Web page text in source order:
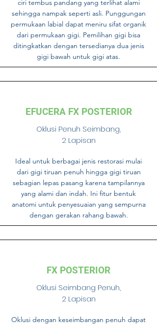
ciri tembus pandang yang terlihat alami
sehingga nampak seperti asli. Punggungan
permukaan labial dapat meniru sifat organik
dari permukaan gigi. Pemilihan gigi bisa
ditingkatkan dengan tersedianya dua jenis
gigi bawah untuk gigi atas.
EFUCERA FX POSTERIOR
Oklusi Penuh Seimbang,
2 Lapisan
Ideal untuk berbagai jenis restorasi mulai
dari gigi tiruan penuh hingga gigi tiruan
sebagian lepas pasang karena tampilannya
yang alami dan indah. Ini fitur bentuk
anatomi untuk penyesuaian yang sempurna
dengan gerakan rahang bawah.
FX POSTERIOR
Oklusi Seimbang Penuh,
2 Lapisan
Oklusi dengan keseimbangan penuh dapat